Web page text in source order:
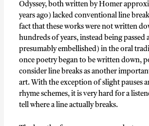
Odyssey, both written by Homer
years ago) lacked conventional line
fact that these works were not written
hundreds of years, instead being passed
presumably embellished) in the oral
once poetry began to be written down,
consider line breaks as another
art. With the exception of slight pauses
rhyme schemes, it is very hard for a
tell where a line actually breaks.